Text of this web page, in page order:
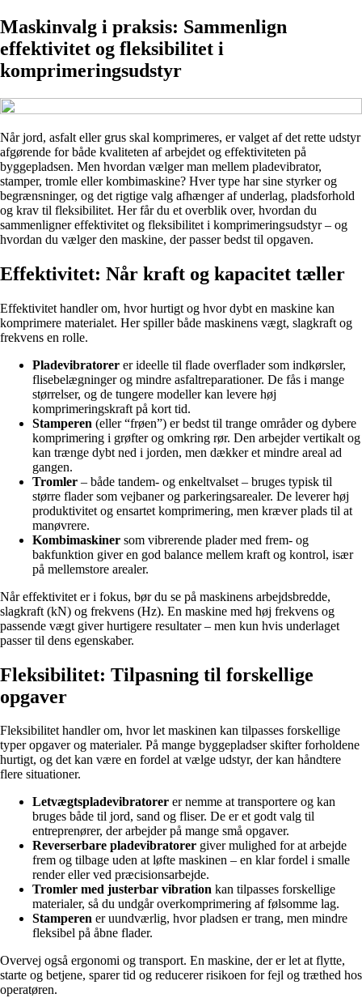
Maskinvalg i praksis: Sammenlign
effektivitet og fleksibilitet i
komprimeringsudstyr
Når jord, asfalt eller grus skal komprimeres, er valget af det rette udstyr
afgørende for både kvaliteten af arbejdet og effektiviteten på
byggepladsen. Men hvordan vælger man mellem pladevibrator,
stamper, tromle eller kombimaskine? Hver type har sine styrker og
begrænsninger, og det rigtige valg afhænger af underlag, pladsforhold
og krav til fleksibilitet. Her får du et overblik over, hvordan du
sammenligner effektivitet og fleksibilitet i komprimeringsudstyr – og
hvordan du vælger den maskine, der passer bedst til opgaven.
Effektivitet: Når kraft og kapacitet tæller
Effektivitet handler om, hvor hurtigt og hvor dybt en maskine kan
komprimere materialet. Her spiller både maskinens vægt, slagkraft og
frekvens en rolle.
Pladevibratorer er ideelle til flade overflader som indkørsler,
flisebelægninger og mindre asfaltreparationer. De fås i mange
størrelser, og de tungere modeller kan levere høj
komprimeringskraft på kort tid.
Stamperen (eller “frøen”) er bedst til trange områder og dybere
komprimering i grøfter og omkring rør. Den arbejder vertikalt og
kan trænge dybt ned i jorden, men dækker et mindre areal ad
gangen.
Tromler – både tandem- og enkeltvalset – bruges typisk til
større flader som vejbaner og parkeringsarealer. De leverer høj
produktivitet og ensartet komprimering, men kræver plads til at
manøvrere.
Kombimaskiner som vibrerende plader med frem- og
bakfunktion giver en god balance mellem kraft og kontrol, især
på mellemstore arealer.
Når effektivitet er i fokus, bør du se på maskinens arbejdsbredde,
slagkraft (kN) og frekvens (Hz). En maskine med høj frekvens og
passende vægt giver hurtigere resultater – men kun hvis underlaget
passer til dens egenskaber.
Fleksibilitet: Tilpasning til forskellige
opgaver
Fleksibilitet handler om, hvor let maskinen kan tilpasses forskellige
typer opgaver og materialer. På mange byggepladser skifter forholdene
hurtigt, og det kan være en fordel at vælge udstyr, der kan håndtere
flere situationer.
Letvægtspladevibratorer er nemme at transportere og kan
bruges både til jord, sand og fliser. De er et godt valg til
entreprenører, der arbejder på mange små opgaver.
Reverserbare pladevibratorer giver mulighed for at arbejde
frem og tilbage uden at løfte maskinen – en klar fordel i smalle
render eller ved præcisionsarbejde.
Tromler med justerbar vibration kan tilpasses forskellige
materialer, så du undgår overkomprimering af følsomme lag.
Stamperen er uundværlig, hvor pladsen er trang, men mindre
fleksibel på åbne flader.
Overvej også ergonomi og transport. En maskine, der er let at flytte,
starte og betjene, sparer tid og reducerer risikoen for fejl og træthed hos
operatøren.